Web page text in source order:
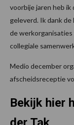
voorbije jaren heb ik
geleverd. Ik dank
de
collegiale
Medio december
afscheidsreceptie
Bekijk hier